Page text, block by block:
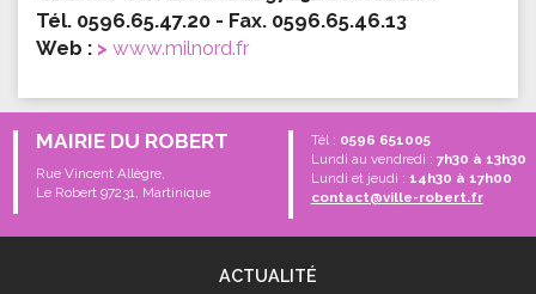
Tél. 0596.65.47.20 - Fax. 0596.65.46.13
Web :
www.milnord.fr
MAIRIE DU ROBERT
Rue Vincent Allègre,
Le Robert 97231, Martinique
Tél : 0596 651005
Lundi au vendredi : 7h30 à 13h30
Lundi et jeudi : 14h30 à 17h00
contact@ville-robert.fr
ACTUALITÉ